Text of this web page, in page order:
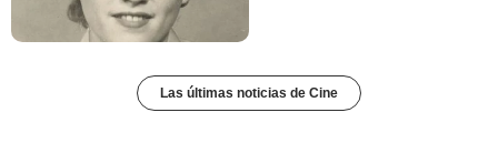
Las últimas noticias de Cine